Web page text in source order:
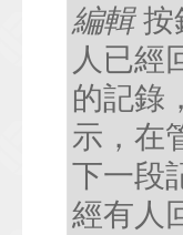
編輯按
人已經
的記錄
示，在
下一段
經有人